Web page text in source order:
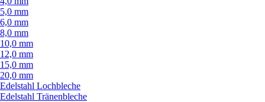
5,0 mm
6,0 mm
8,0 mm
10,0 mm
12,0 mm
15,0 mm
20,0 mm
Edelstahl Lochbleche
Edelstahl Tränenbleche